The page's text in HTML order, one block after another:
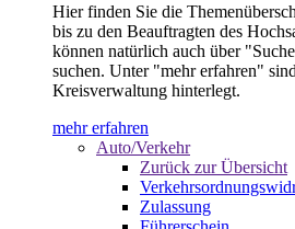
Hier finden Sie die
bis zu den Beauftragten des
können natürlich auch über
suchen. Unter "mehr erfahren"
Kreisverwaltung hinterlegt.
mehr erfahren
Auto/Verkehr
Zurück zur Übersicht
Zulassung